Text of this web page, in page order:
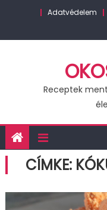
Adatvédelem
Receptek
CÍMKE: